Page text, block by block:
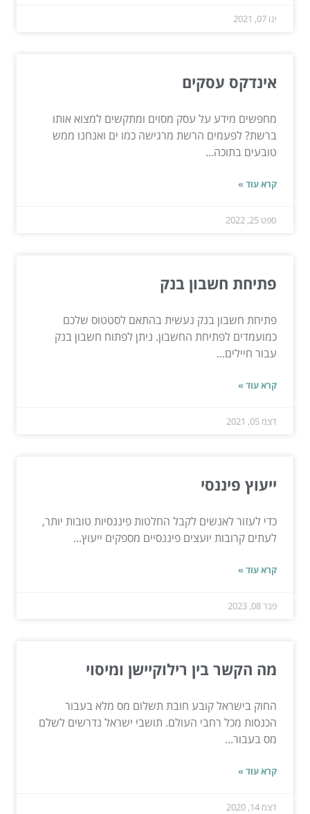
ינו 07, 2021
אינדקס עסקים
מחפשים מידע על עסק מסוים ומתקשים למצוא אותו
ברשת? לפעמים הרשת מרגישה כמו ים ואנחנו ממש
טובעים בתוכה...
קרא עוד »
ספט 25, 2022
פתיחת חשבון בנק
פתיחת חשבון בנק נעשית בהתאם לסטטוס שלכם
כמועמדים לפתיחת החשבון. ניתן לפתוח חשבון בנק
עבור חיילים...
קרא עוד »
דצמ 05, 2021
ייעוץ פיננסי
כדי לעזור לאנשים לקבל החלטות פיננסיות טובות יותר,
לעתים קרובות יועצים פיננסיים מספקים ייעוץ...
קרא עוד »
פבר 08, 2023
מה הקשר בין רילוקיישן ומיסוי
החוק בישראל קובע חובת תשלום מס מלא בעבור
הכנסות מכל רחבי העולם. תושבי ישראל נדרשים לשלם
מס בעבור...
קרא עוד »
דצמ 14, 2020